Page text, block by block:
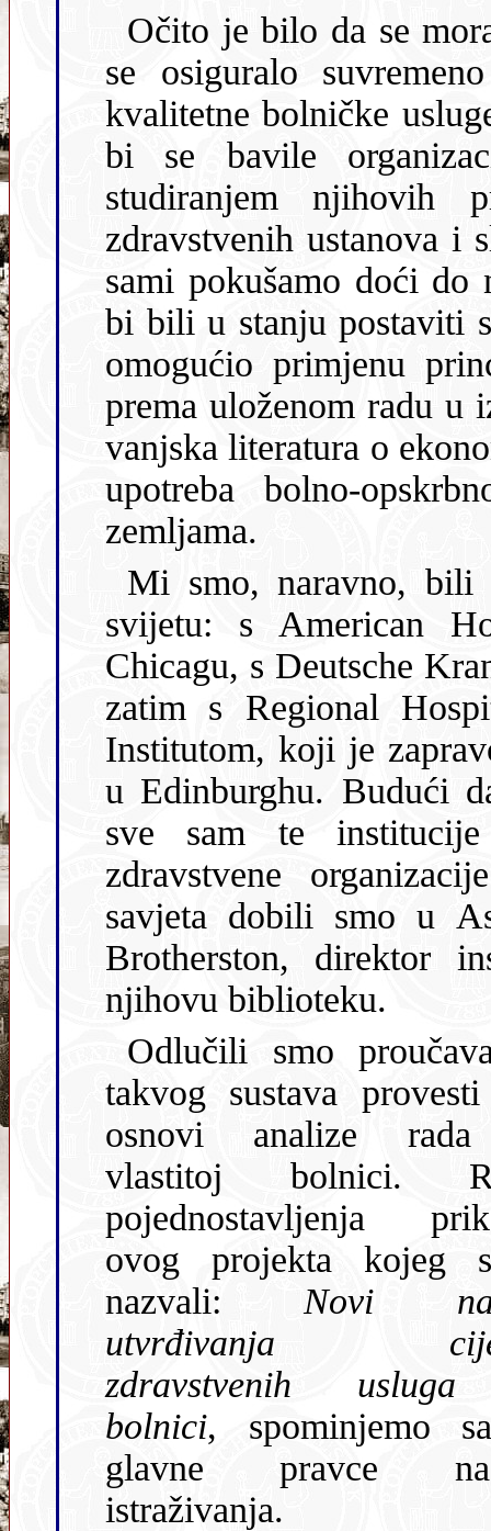
Očito je bilo da se mora promijeniti način financiranja
se osiguralo suvremeno
kvalitetne bolničke
bi se bavile
studiranjem njihovih problema, ekonomikom poslovanja
zdravstvenih ustanova i sl. Nije nam
sami pokušamo doći do
bi bili u stanju postaviti
omogućio primjenu
prema uloženom radu u izvršenim uslugama. Tim više što je i
vanjska literatura o ekonomici u zdravstvu bila
upotreba bolno-
zemljama.
Mi smo, naravno, bili u kontaktu s
svijetu: s American
Chicagu, s Deutsche
zatim s Regional Hospital Board u Londonu, te s Asher
Institutom, koji je zapravo Zavod za
u Edinburghu. Budući da
sve sam te
zdravstvene organizacije (SZO). Najviše razumijevanja i
savjeta dobili smo u Asher Intitutu gdje nam
Brotherston, direktor instituta,
njihovu biblioteku.
Odlučili smo
takvog sustava provesti na
osnovi analize
vlastitoj bolnici.
pojednostavljenja
ovog projekta kojeg
nazvali: Novi
utvrđivanja
zdravstvenih
bolnici, spominjemo
glavne pravce našeg
istraživanja.